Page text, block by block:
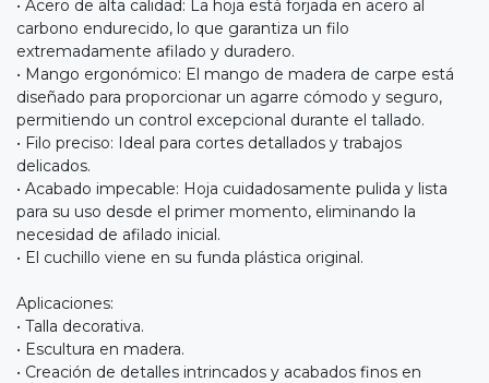
• Acero de alta calidad: La hoja está forjada en acero al
carbono endurecido, lo que garantiza un filo
extremadamente afilado y duradero.
• Mango ergonómico: El mango de madera de carpe está
diseñado para proporcionar un agarre cómodo y seguro,
permitiendo un control excepcional durante el tallado.
• Filo preciso: Ideal para cortes detallados y trabajos
delicados.
• Acabado impecable: Hoja cuidadosamente pulida y lista
para su uso desde el primer momento, eliminando la
necesidad de afilado inicial.
• El cuchillo viene en su funda plástica original.
Aplicaciones:
• Talla decorativa.
• Escultura en madera.
• Creación de detalles intrincados y acabados finos en